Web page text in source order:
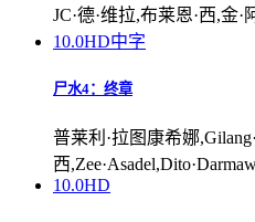
JC·德·维拉,布莱恩·西,金·
10.0HD中字
尸水4：终章
普莱利·拉图康希娜
西
10.0HD